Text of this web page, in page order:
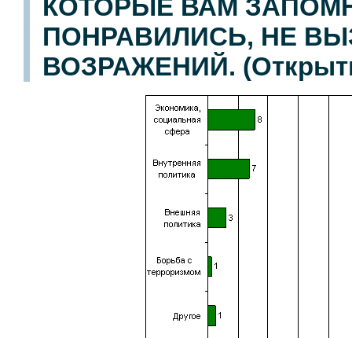
КОТОРЫЕ ВАМ
ПОНРАВИЛИСЬ, НЕ
ВОЗРАЖЕНИЙ.